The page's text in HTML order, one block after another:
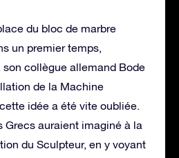
du bloc de marbre
un premier temps,
son collègue allemand Bode
de la Machine
idée a été vite oubliée.
Grecs auraient imaginé à la
du Sculpteur, en y voyant